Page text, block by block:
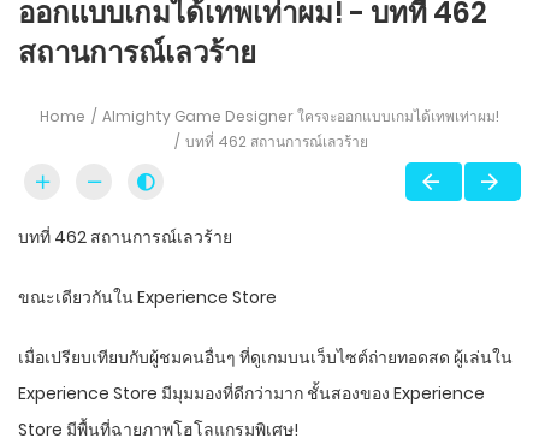
ออกแบบเกมได้เทพเท่าผม! - บทที่ 462
สถานการณ์เลวร้าย
Home
Almighty Game Designer ใครจะออกแบบเกมได้เทพเท่าผม!
บทที่ 462 สถานการณ์เลวร้าย
บทที่ 462 สถานการณ์เลวร้าย
ขณะเดียวกันใน Experience Store
เมื่อเปรียบเทียบกับผู้ชมคนอื่นๆ ที่ดูเกมบนเว็บไซต์ถ่ายทอดสด ผู้เล่นใน
Experience Store มีมุมมองที่ดีกว่ามาก ชั้นสองของ Experience
Store มีพื้นที่ฉายภาพโฮโลแกรมพิเศษ!